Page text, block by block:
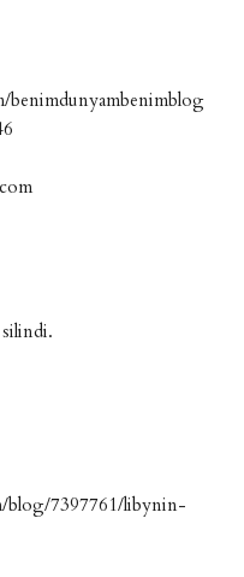
7397761/libynin-